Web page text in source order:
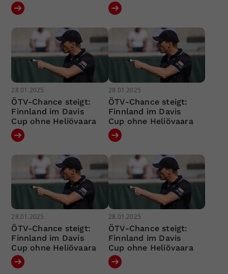
28.01.2025
ÖTV-Chance steigt:
Finnland im Davis
Cup ohne Heliövaara
28.01.2025
ÖTV-Chance steigt:
Finnland im Davis
Cup ohne Heliövaara
28.01.2025
ÖTV-Chance steigt:
Finnland im Davis
Cup ohne Heliövaara
28.01.2025
ÖTV-Chance steigt:
Finnland im Davis
Cup ohne Heliövaara